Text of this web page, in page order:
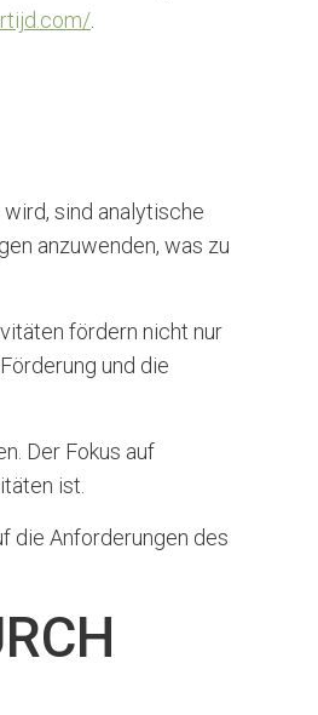
sind analytische
anzuwenden, was zu
fördern nicht nur
und die
Der Fokus auf
ist.
die Anforderungen des